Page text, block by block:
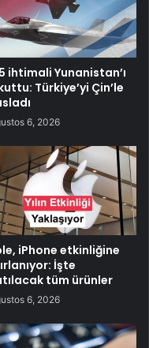
ihtimali Yunanistan’ı
Türkiye’yi Çin’le
6, 2026
iPhone etkinliğine
İşte
tüm ürünler
6, 2026